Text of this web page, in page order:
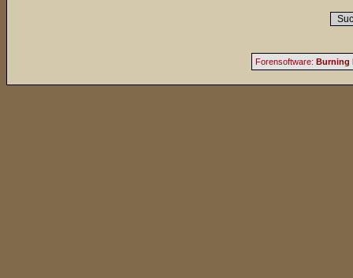
Forensoftware: Burning